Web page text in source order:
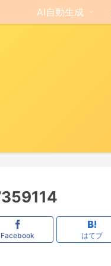
AI自動生成
Facebook はてブ